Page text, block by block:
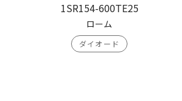
1SR154-600TE25
ローム
ダイオード